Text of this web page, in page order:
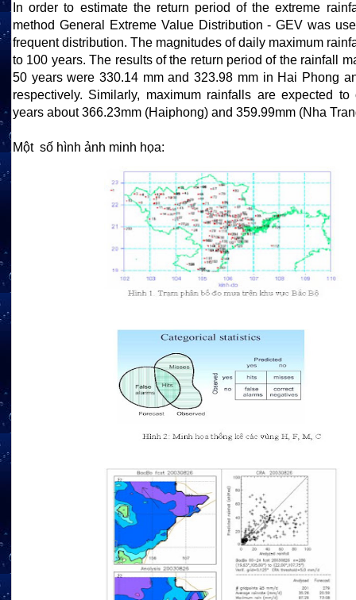
In order to estimate the return period of the extreme
method General Extreme Value Distribution - GEV was
frequent distribution. The magnitudes of daily maximum
to 100 years. The results of the return period of the rainfall
50 years were 330.14 mm and 323.98 mm in Hai Phong
respectively. Similarly, maximum rainfalls are expected
years about 366.23mm (Haiphong) and 359.99mm (Nha
Một số hình ảnh minh họa: